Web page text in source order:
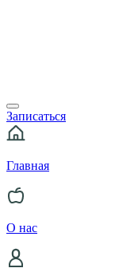
Записаться
Главная
О нас